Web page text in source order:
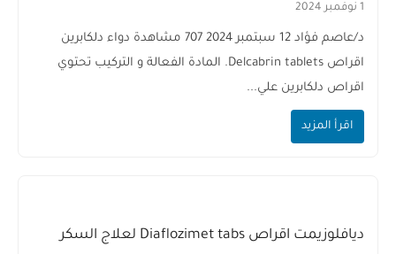
1 نوفمبر 2024
د/عاصم فؤاد 12 سبتمبر 2024 707 مشاهدة دواء دلكابرين
اقراص Delcabrin tablets. المادة الفعالة و التركيب تحتوي
اقراص دلكابرين علي...
اقرأ المزيد
ديافلوزيمت اقراص Diaflozimet tabs لعلاج السكر